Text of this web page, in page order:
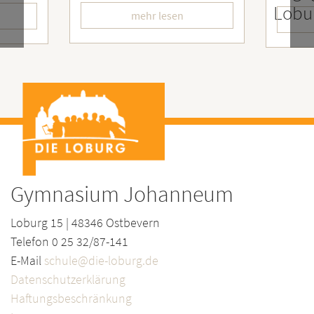
LoburgerInnen
mehr lesen
Gymnasium Johanneum
Loburg 15 | 48346 Ostbevern
Telefon 0 25 32/87-141
E-Mail schule@die-loburg.de
Datenschutzerklärung
Haftungsbeschränkung